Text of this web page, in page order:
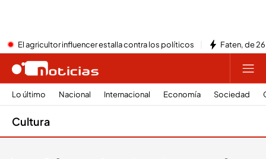
El agricultor influencer estalla contra los políticos Faten, de
Lo último Nacional Internacional Economía Sociedad
Cultura